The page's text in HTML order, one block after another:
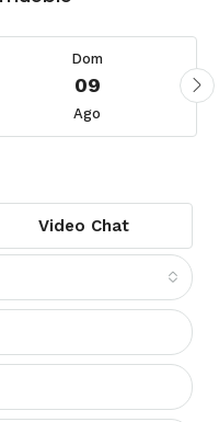
Dom
09
Ago
Video Chat